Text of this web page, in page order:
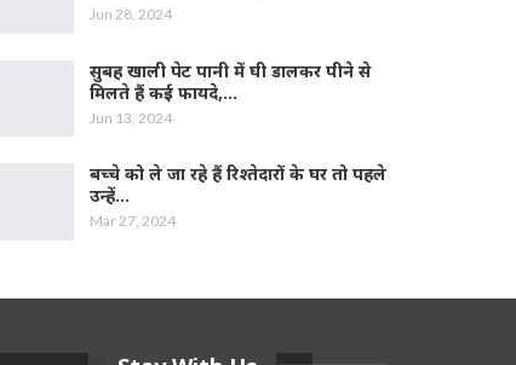
Jun 28, 2024
सुबह खाली पेट पानी में घी डालकर पीने से
मिलते हैं कई फायदे,…
Jun 13, 2024
बच्चे को ले जा रहे हैं रिश्तेदारों के घर तो पहले
उन्हें…
Mar 27, 2024